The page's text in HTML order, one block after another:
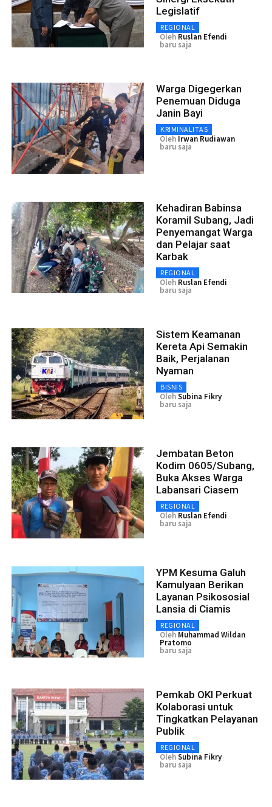
Legislatif
REGIONAL
Oleh Ruslan Efendi
baru saja
Warga Digegerkan
Penemuan Diduga
Janin Bayi
KRIMINALITAS
Oleh Irwan Rudiawan
baru saja
Kehadiran Babinsa
Koramil Subang, Jadi
Penyemangat Warga
dan Pelajar saat
Karbak
REGIONAL
Oleh Ruslan Efendi
baru saja
Sistem Keamanan
Kereta Api Semakin
Baik, Perjalanan
Nyaman
BISNIS
OlehSubina Fikry
baru saja
Jembatan Beton
Kodim 0605/Subang,
Buka Akses Warga
Labansari Ciasem
REGIONAL
Oleh Ruslan Efendi
baru saja
YPM Kesuma Galuh
Kamulyaan Berikan
Layanan Psikososial
Lansia di Ciamis
REGIONAL
Oleh Muhammad Wildan
Pratomo
baru saja
Pemkab OKI Perkuat
Kolaborasi untuk
Tingkatkan Pelayanan
Publik
REGIONAL
OlehSubina Fikry
baru saja